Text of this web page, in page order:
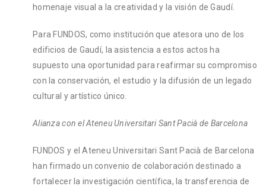
homenaje visual a la creatividad y la visión de Gaudí.
Para FUNDOS, como institución que atesora uno de los
edificios de Gaudí, la asistencia a estos actos ha
supuesto una oportunidad para reafirmar su compromiso
con la conservación, el estudio y la difusión de un legado
cultural y artístico único.
Alianza con el Ateneu Universitari Sant Pacià de Barcelona
FUNDOS y el Ateneu Universitari Sant Pacià de Barcelona
han firmado un convenio de colaboración destinado a
fortalecer la investigación científica, la transferencia de